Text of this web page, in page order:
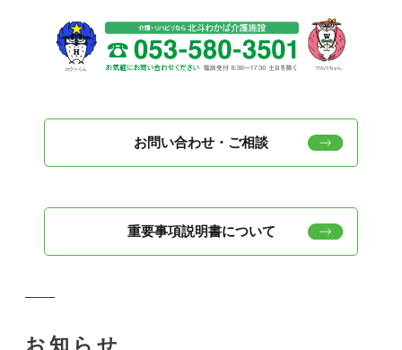
お問い合わせ・ご相談
重要事項説明書について
お知らせ